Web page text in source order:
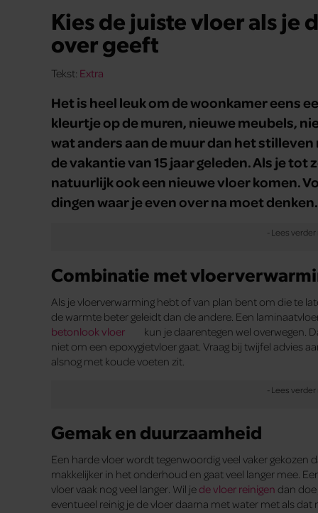
Kies de juiste vloer als je
over geeft
Tekst: Extra
Het is heel leuk om de woonkamer eens
kleurtje op de muren, nieuwe meubels,
wat anders aan de muur dan het
de vakantie van 15 jaar geleden. Als je
natuurlijk ook een nieuwe vloer komen.
dingen waar je even over na moet denken.
Combinatie met
Als je vloerverwarming hebt of van plan bent om die te
de warmte beter geleidt dan de andere. Een
betonlook vloer
kun je daarentegen wel overwegen.
niet om een epoxygietvloer gaat. Vraag bij twijfel advies
alsnog met koude voeten zit.
Gemak en duurzaamheid
Een harde vloer wordt tegenwoordig veel vaker gekozen
makkelijker in het onderhoud en gaat veel langer mee.
vloer vaak nog veel langer. Wil jede vloer reinigen dan
eventueel reinig je de vloer daarna met water met als